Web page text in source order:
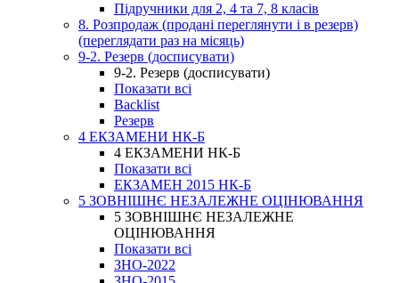
Підручники для 2, 4 та 7, 8 класів
8. Розпродаж (продані переглянути і в резерв)
(переглядати раз на місяць)
9-2. Резерв (досписувати)
9-2. Резерв (досписувати)
Показати всі
Backlist
Резерв
4 ЕКЗАМЕНИ НК-Б
4 ЕКЗАМЕНИ НК-Б
Показати всі
ЕКЗАМЕН 2015 НК-Б
5 ЗОВНІШНЄ НЕЗАЛЕЖНЕ ОЦІНЮВАННЯ
5 ЗОВНІШНЄ НЕЗАЛЕЖНЕ
ОЦІНЮВАННЯ
Показати всі
ЗНО-2022